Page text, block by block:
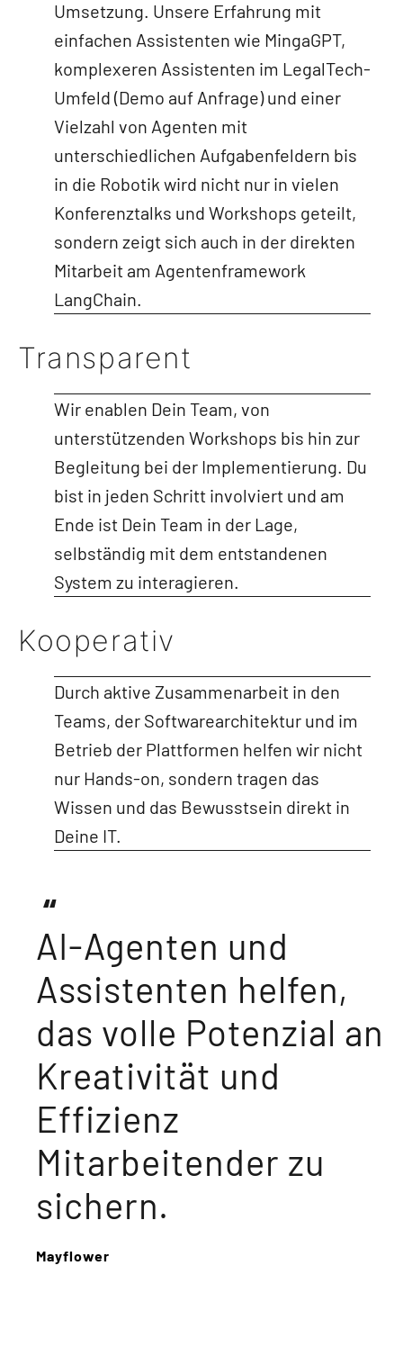
Umsetzung. Unsere Erfahrung mit
einfachen Assistenten wie MingaGPT,
komplexeren Assistenten im LegalTech-
Umfeld (Demo auf Anfrage) und einer
Vielzahl von Agenten mit
unterschiedlichen Aufgabenfeldern bis
in die Robotik wird nicht nur in vielen
Konferenztalks und Workshops geteilt,
sondern zeigt sich auch in der direkten
Mitarbeit am Agentenframework
LangChain.
Transparent
Wir enablen Dein Team, von
unterstützenden Workshops bis hin zur
Begleitung bei der Implementierung. Du
bist in jeden Schritt involviert und am
Ende ist Dein Team in der Lage,
selbständig mit dem entstandenen
System zu interagieren.
Kooperativ
Durch aktive Zusammenarbeit in den
Teams, der Softwarearchitektur und im
Betrieb der Plattformen helfen wir nicht
nur Hands-on, sondern tragen das
Wissen und das Bewusstsein direkt in
Deine IT.
AI-Agenten und
Assistenten helfen,
das volle Potenzial an
Kreativität und
Effizienz
Mitarbeitender zu
sichern.
Mayflower